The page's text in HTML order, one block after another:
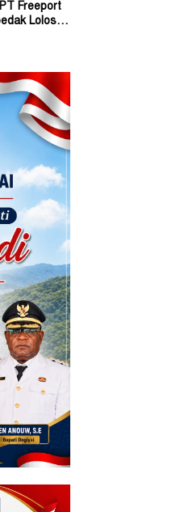
Freeport
Lolos